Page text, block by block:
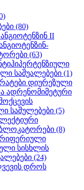
(80)
ანგიოტენზინ II
(63)
საშუალებები (1)
დიურეზული
ადრენომიმეტური
საშულებები (5)
ბლოკატორები (8)
სისხლის
(24)
დროს